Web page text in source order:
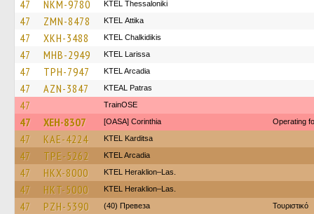
47 NKM-9780 KTEL Thessaloniki
47 ZMN-8478 KΤΕL Αttika
47 XKH-3488 ΚΤΕL Chalkidikis
47 MHB-2949 KTEL Larissa
47 TPH-7947 KTEL Arcadia
47 AZN-3847 KTEAL Patras
47 TrainΟSE
47 XEH-8307 [OASA] Corinthia Operating
47 KAE-4224 ΚΤΕL Karditsa
47 TPE-5262 KTEL Arcadia
47 HKX-8000 KTEL Heraklion–Las.
47 HKT-5000 KTEL Heraklion–Las.
47 PZH-5390 (40) Превеза Τουριστικό